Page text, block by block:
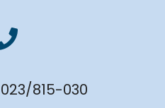
815-030